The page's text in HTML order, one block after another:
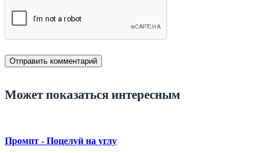
Может показаться интересным
Промпт - Поцелуй на углу